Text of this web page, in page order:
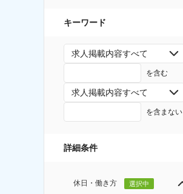
キーワード
求人掲載内容すべて
を含む
求人掲載内容すべて
を含まない
詳細条件
休日・働き方 選択中